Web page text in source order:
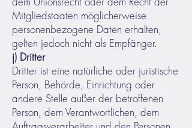
Mitgliedstaaten möglicherweise
personenbezogene Daten erhalten,
gelten jedoch nicht als Empfänger.
j) Dritter
Dritter ist eine natürliche oder juristische
Person, Behörde, Einrichtung oder
andere Stelle außer der betroffenen
Person, dem Verantwortlichen, dem